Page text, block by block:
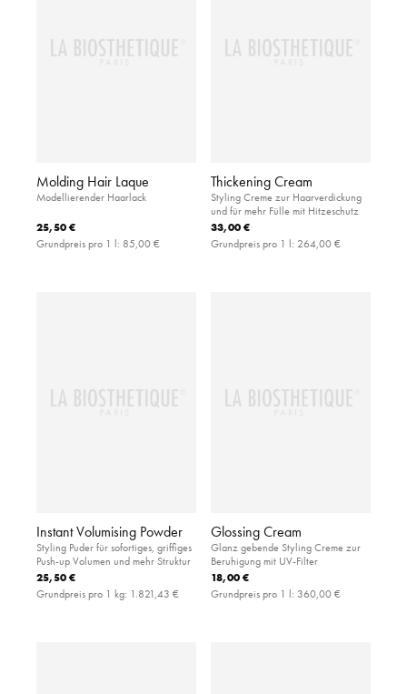
Molding Hair Laque
Modellierender Haarlack
25,50 €
Grundpreis pro 1 l: 85,00 €
Thickening Cream
Styling Creme zur Haarverdickung
und für mehr Fülle mit Hitzeschutz
33,00 €
Grundpreis pro 1 l: 264,00 €
Instant Volumising Powder
Styling Puder für sofortiges, griffiges
Push-up Volumen und mehr Struktur
25,50 €
Grundpreis pro 1 kg: 1.821,43 €
Glossing Cream
Glanz gebende Styling Creme zur
Beruhigung mit UV-Filter
18,00 €
Grundpreis pro 1 l: 360,00 €